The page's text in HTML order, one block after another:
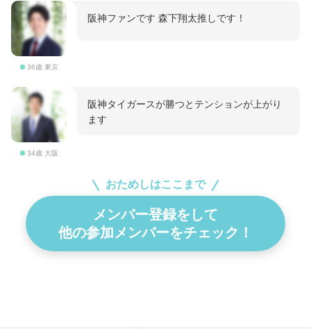
36歳 東京
阪神ファンです 森下翔太推しです！
34歳 大阪
阪神タイガースが勝つとテンションが上がり
ます
おためしはここまで
メンバー登録をして
他の参加メンバーをチェック！